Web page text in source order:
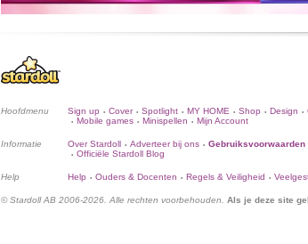
Hoofdmenu Sign up • Cover • Spotlight • MY HOME • Shop • Design •
• Mobile games • Minispellen • Mijn Account
Informatie Over Stardoll • Adverteer bij ons • Gebruiksvoorwaarden
• Officiële Stardoll Blog
Help Help • Ouders & Docenten • Regels & Veiligheid •
© Stardoll AB 2006-2026. Alle rechten voorbehouden. Als je deze site